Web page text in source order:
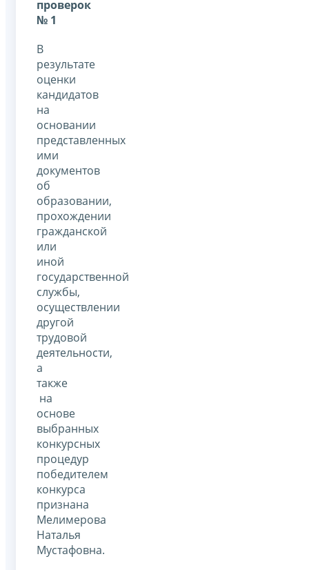
проверок
№ 1
В
результате
оценки
кандидатов
на
основании
представленных
ими
документов
об
образовании,
прохождении
гражданской
или
иной
государственной
службы,
осуществлении
другой
трудовой
деятельности,
а
также
на
основе
выбранных
конкурсных
процедур
победителем
конкурса
признана
Мелимерова
Наталья
Мустафовна.